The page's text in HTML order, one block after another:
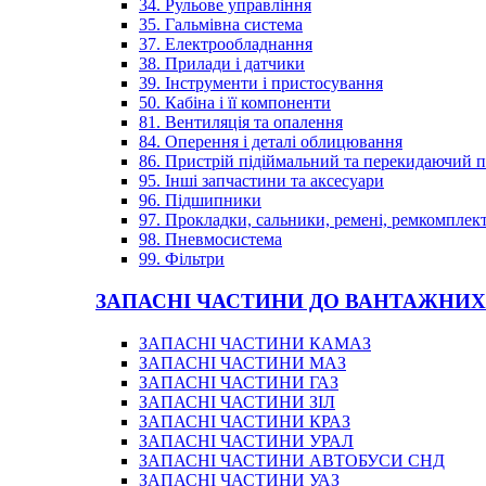
34. Рульове управління
35. Гальмівна система
37. Електрообладнання
38. Прилади і датчики
39. Інструменти і пристосування
50. Кабіна і її компоненти
81. Вентиляція та опалення
84. Оперення і деталі облицювання
86. Пристрій підіймальний та перекидаючий
95. Інші запчастини та аксесуари
96. Підшипники
97. Прокладки, сальники, ремені,
98. Пневмосистема
99. Фільтри
ЗАПАСНІ ЧАСТИНИ ДО
ЗАПАСНІ ЧАСТИНИ КАМАЗ
ЗАПАСНІ ЧАСТИНИ МАЗ
ЗАПАСНІ ЧАСТИНИ ГАЗ
ЗАПАСНІ ЧАСТИНИ ЗІЛ
ЗАПАСНІ ЧАСТИНИ КРАЗ
ЗАПАСНІ ЧАСТИНИ УРАЛ
ЗАПАСНІ ЧАСТИНИ АВТОБУСИ СНД
ЗАПАСНІ ЧАСТИНИ УАЗ